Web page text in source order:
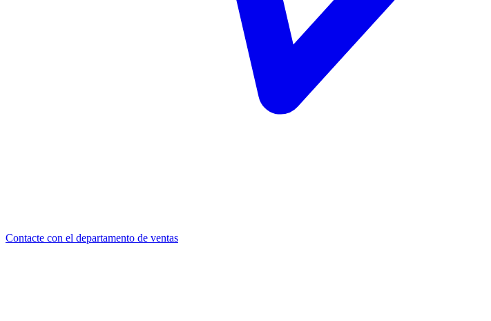
Contacte con el departamento de ventas